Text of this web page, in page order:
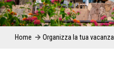
Home Organizza la tua vacanza